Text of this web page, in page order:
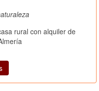
rural con alquiler de